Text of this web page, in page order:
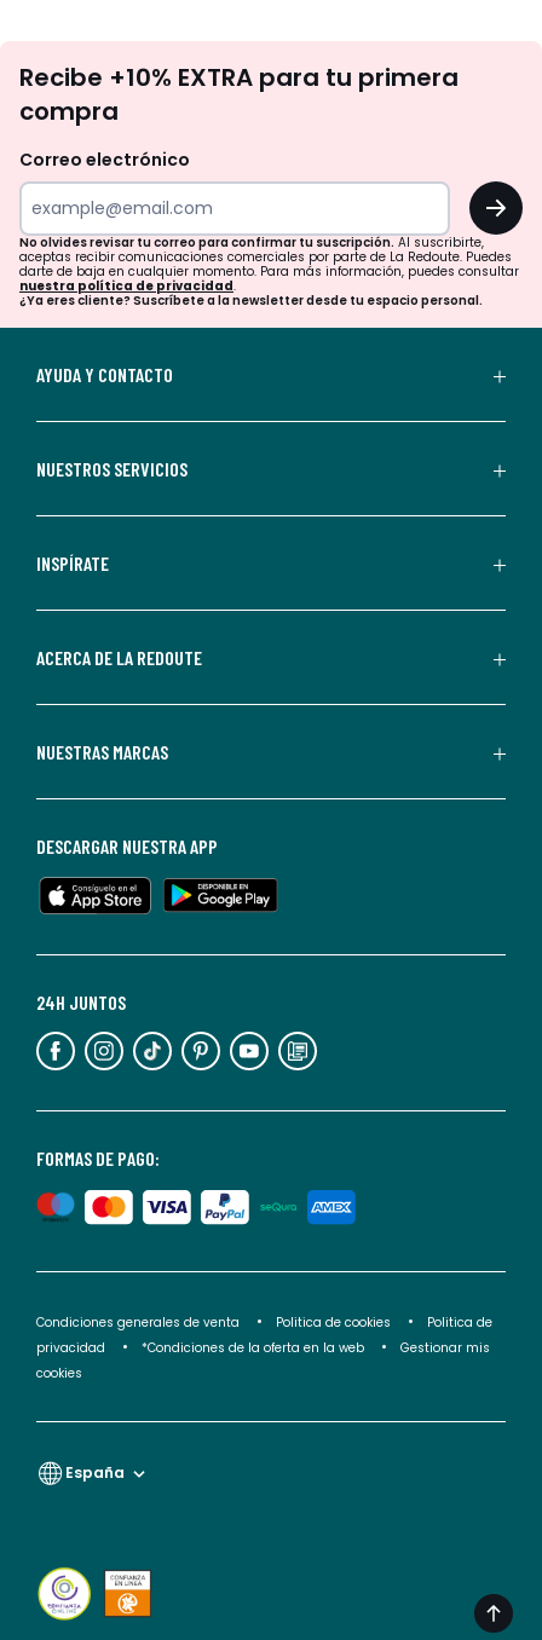
te
tu
para
confirmar
tu
suscripción.
aceptas
comerciales
personalizadas
parte
Redoute.
de
en
cualquier
Para
información,
puedes
nuestra
de
privacidad</2>.
Recibe +10% EXTRA para tu primera
compra
Correo electrónico
OK
No olvides revisar tu correo para confirmar tu suscripción. Al suscribirte,
aceptas recibir comunicaciones comerciales por parte de La Redoute. Puedes
darte de baja en cualquier momento. Para más información, puedes consultar
nuestra política de privacidad.
¿Ya eres cliente? Suscríbete a la newsletter desde tu espacio personal.
AYUDA Y CONTACTO
NUESTROS SERVICIOS
INSPÍRATE
ACERCA DE LA REDOUTE
NUESTRAS MARCAS
FORMAS DE PAGO:
24H JUNTOS
DESCARGAR NUESTRA APP
Condiciones generales de venta Politica de cookies
Politica de
privacidad
*Condiciones de la oferta en la web
Gestionar mis
cookies
España